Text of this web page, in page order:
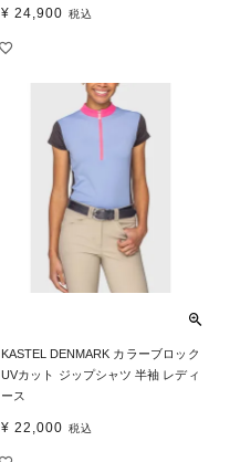
¥ 24,900 税込
KASTEL DENMARK カラーブロック
UVカット ジップシャツ 半袖 レディ
ース
¥ 22,000 税込